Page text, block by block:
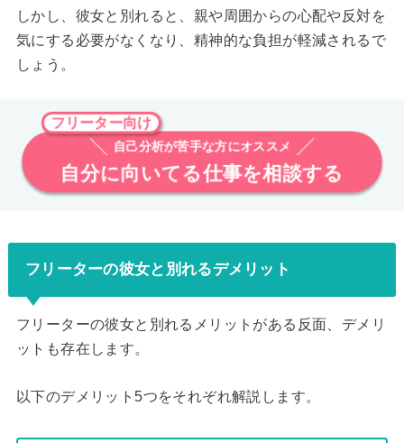
しかし、彼女と別れると、親や周囲からの心配や反対を
気にする必要がなくなり、精神的な負担が軽減されるで
しょう。
フリーター向け
自己分析が苦手な方にオススメ
自分に向いてる仕事を相談する
フリーターの彼女と別れるデメリット
フリーターの彼女と別れるメリットがある反面、デメリ
ットも存在します。
以下のデメリット5つをそれぞれ解説します。